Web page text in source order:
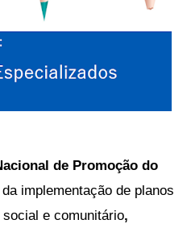
de Promoção do
implementação de planos
e comunitário